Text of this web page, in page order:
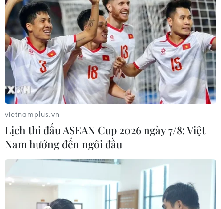
vietnamplus.vn
Lịch thi đấu ASEAN Cup 2026 ngày 7/8: Việt
Nam hướng đến ngôi đầu